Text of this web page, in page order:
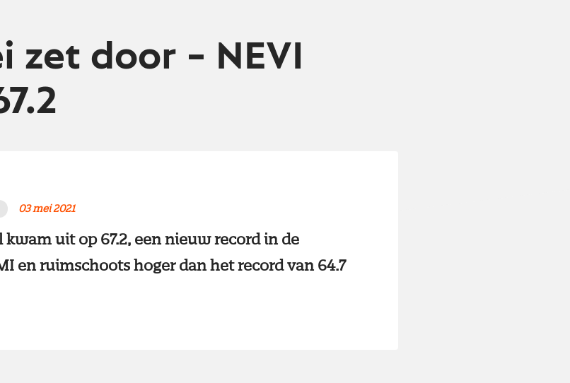
zet door – NEVI
03 mei 2021
kwam uit op 67.2, een nieuw record in de
en ruimschoots hoger dan het record van 64.7